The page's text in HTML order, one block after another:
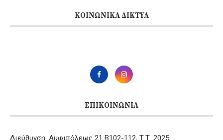
ΚΟΙΝΩΝΙΚΆ ΔΊΚΤΥΑ
ΕΠΙΚΟΙΝΩΝΊΑ
Διεύθυνση: Αμφιπόλεως 21 B102-112, Τ.Τ. 2025